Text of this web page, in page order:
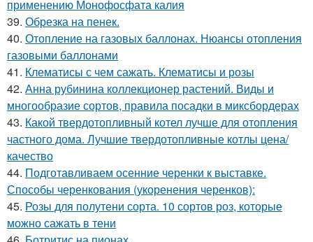
применению Монофосфата калия
39. Обрезка на пенек.
40. Отопление на газовых баллонах. Нюансы отопления
газовыми баллонами
41. Клематисы с чем сажать. Клематисы и розы
42. Анна рубинина коллекционер растений. Виды и
многообразие сортов, правила посадки в миксбордерах
43. Какой твердотопливный котел лучше для отопления
частного дома. Лучшие твердотопливные котлы цена/
качество
44. Подготавливаем осенние черенки к выставке.
Способы черенкования (укоренения черенков):
45. Розы для полутени сорта. 10 сортов роз, которые
можно сажать в тени